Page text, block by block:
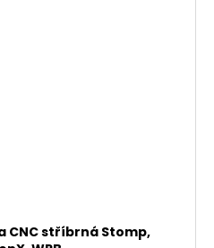
CNC stříbrná Stomp,